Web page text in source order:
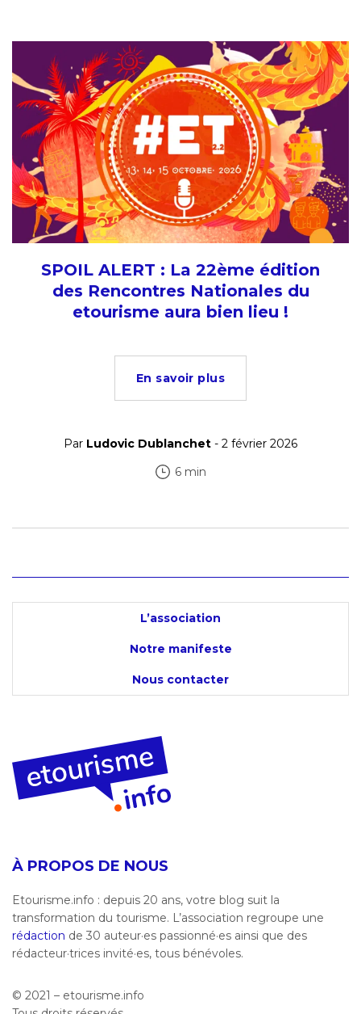
SPOIL ALERT : La 22ème édition
des Rencontres Nationales du
etourisme aura bien lieu !
En savoir plus
Par Ludovic Dublanchet - 2 février 2026
6 min
L’association
Notre manifeste
Nous contacter
À PROPOS DE NOUS
Etourisme.info : depuis 20 ans, votre blog suit la
transformation du tourisme. L’association regroupe une
rédaction de 30 auteur·es passionné·es ainsi que des
rédacteur·trices invité·es, tous bénévoles.
© 2021 – etourisme.info